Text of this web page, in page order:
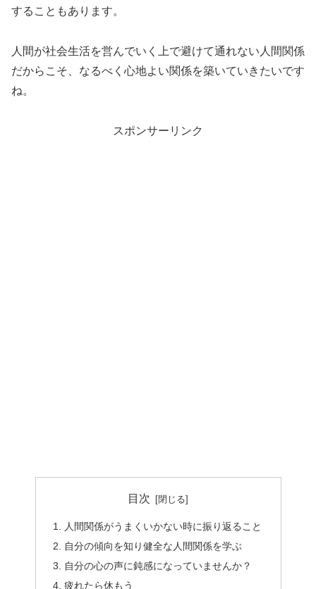
することもあります。
人間が社会生活を営んでいく上で避けて通れない人間関係
だからこそ、なるべく心地よい関係を築いていきたいです
ね。
スポンサーリンク
目次
人間関係がうまくいかない時に振り返ること
自分の傾向を知り健全な人間関係を学ぶ
自分の心の声に鈍感になっていませんか？
疲れたら休もう